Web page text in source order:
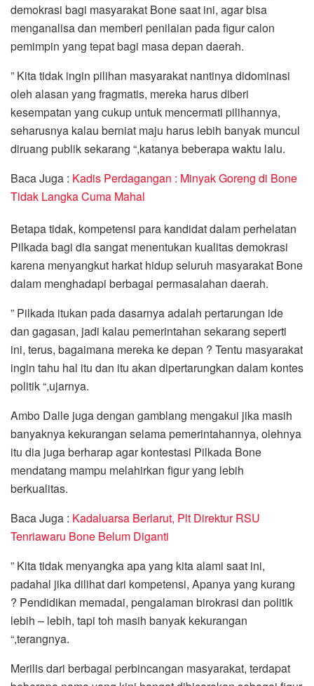
demokrasi bagi masyarakat Bone saat ini, agar bisa
menganalisa dan memberi penilaian pada figur calon
pemimpin yang tepat bagi masa depan daerah.
” Kita tidak ingin pilihan masyarakat nantinya didominasi
oleh alasan yang fragmatis, mereka harus diberi
kesempatan yang cukup untuk mencermati pilihannya,
seharusnya kalau berniat maju harus lebih banyak muncul
diruang publik sekarang “,katanya beberapa waktu lalu.
Baca Juga : Kadis Perdagangan : Minyak Goreng di Bone
Tidak Langka Cuma Mahal
Betapa tidak, kompetensi para kandidat dalam perhelatan
Pilkada bagi dia sangat menentukan kualitas demokrasi
karena menyangkut harkat hidup seluruh masyarakat Bone
dalam menghadapi berbagai permasalahan daerah.
” Pilkada itukan pada dasarnya adalah pertarungan ide
dan gagasan, jadi kalau pemerintahan sekarang seperti
ini, terus, bagaimana mereka ke depan ? Tentu masyarakat
ingin tahu hal itu dan itu akan dipertarungkan dalam kontes
politik “,ujarnya.
Ambo Dalle juga dengan gamblang mengakui jika masih
banyaknya kekurangan selama pemerintahannya, olehnya
itu dia juga berharap agar kontestasi Pilkada Bone
mendatang mampu melahirkan figur yang lebih
berkualitas.
Baca Juga : Kadaluarsa Berlarut, Plt Direktur RSU
Tenriawaru Bone Belum Diganti
” Kita tidak menyangka apa yang kita alami saat ini,
padahal jika dilihat dari kompetensi, Apanya yang kurang
? Pendidikan memadai, pengalaman birokrasi dan politik
lebih – lebih, tapi toh masih banyak kekurangan
“,terangnya.
Merilis dari berbagai perbincangan masyarakat, terdapat